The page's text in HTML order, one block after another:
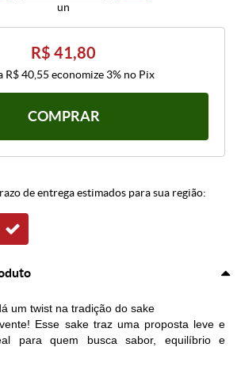
un
R$ 41,80
R$ 40,55 economize 3% no Pix
COMPRAR
de entrega estimados para sua região:
um twist na tradição do sake
Esse sake traz uma proposta leve e
para quem busca sabor, equilíbrio e